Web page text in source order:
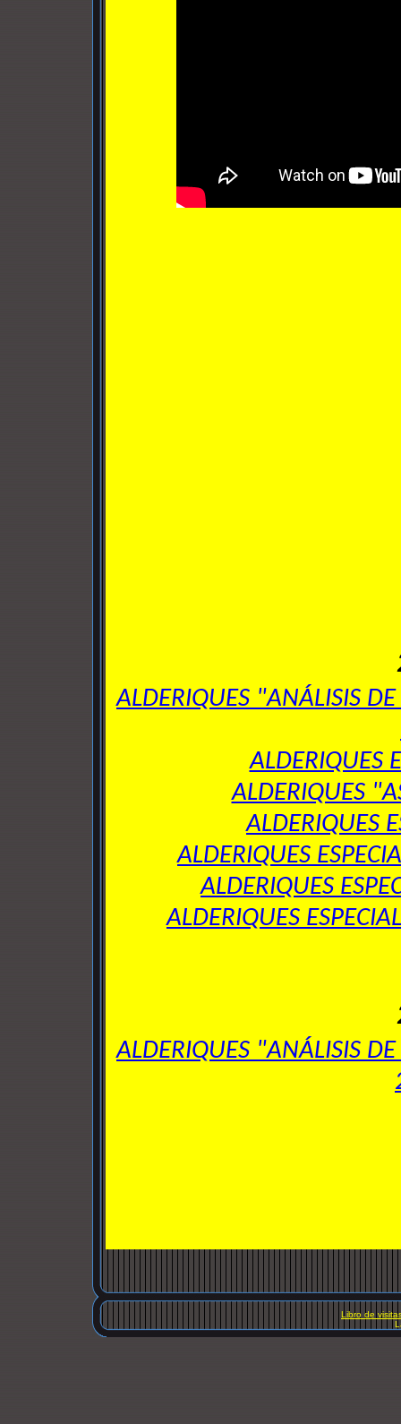
ALDERIQUES "ANÁLISIS
ALDERIQUES
ALDERIQUES
ALDERIQUES
ALDERIQUES
ALDERIQUES
ALDERIQUES
ALDERIQUES "ANÁLISIS
Libro de